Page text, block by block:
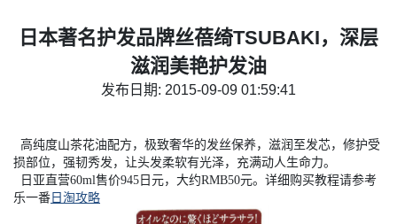
日本著名护发品牌丝蓓绮TSUBAKI，深层
滋润美艳护发油
发布日期: 2015-09-09 01:59:41
高纯度山茶花油配方，极致奢华的发丝保养，滋润至发芯，修护受
损部位，强韧秀发，让头发柔软有光泽，充满动人生命力。
日亚直营60ml售价945日元，大约RMB50元。详细购买教程请参考
乐一番 日淘攻略